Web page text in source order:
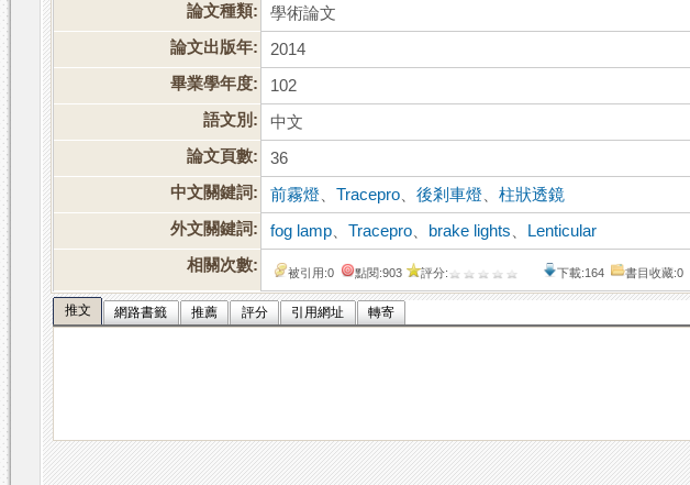
論文種類:
學術論文
論文出版年:
2014
畢業學年度:
102
語文別:
中文
論文頁數:
36
中文關鍵詞:
前霧燈 、Tracepro 、後剎車燈 、柱狀透鏡
外文關鍵詞:
fog lamp 、Tracepro brake lights
Lenticular
相關次數:
被引用:0 點閱:903 評分: 下載:164 書目收藏:0
推文 網路書籤 推薦 評分 引用網址 轉寄